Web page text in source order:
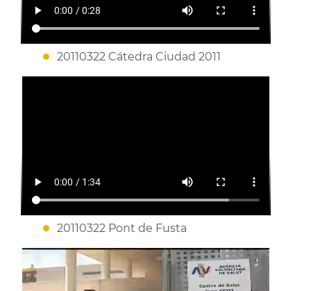
20110322 Cátedra Ciudad 2011
20110322 Pont de Fusta